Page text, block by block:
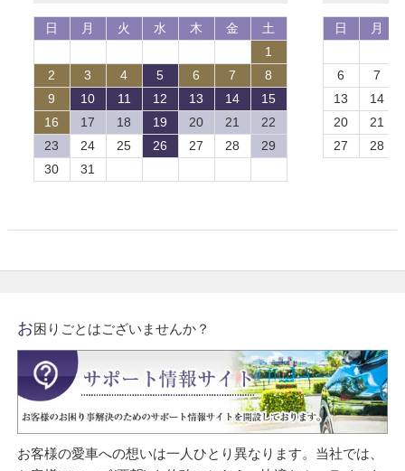
日 月 火 水 木 金
土
1
2
3 4 5 6 7
8
9
10 11 12 13 14
15
16
17 18 19 20 21
22
23
24 25 26 27 28
29
30
31
日 月
6
7
13
14
20
21
27
28
お困りごとはございませんか？
お客様の愛車への想いは一人ひとり異なります。当社では、